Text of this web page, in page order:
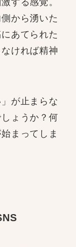
から湧いた
あてられた
ければ精神
が止まらな
ょうか？何
まってしま